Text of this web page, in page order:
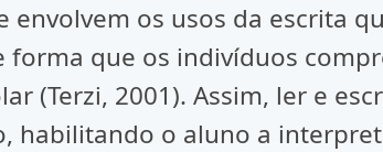
envolvem os usos da escrita
forma que os indivíduos
(Terzi, 2001). Assim, ler e
habilitando o aluno a